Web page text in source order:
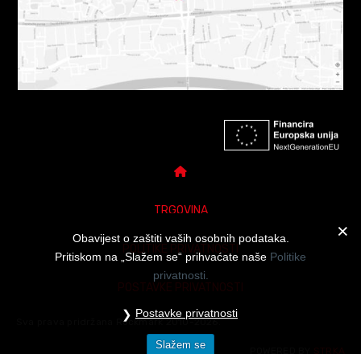
TRGOVINA
Sva prava pridržana Rockmark 2010-2026.
Obavijest o zaštiti vaših osobnih podataka.
Pritiskom na „Slažem se“ prihvaćate naše Politike
privatnosti.
Postavke privatnosti
Slažem se